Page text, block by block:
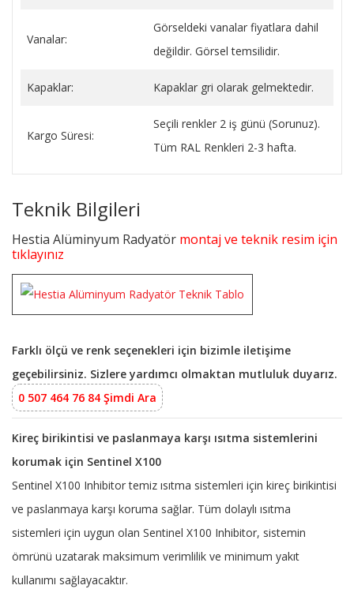
Vanalar:
Görseldeki vanalar fiyatlara dahil
değildir. Görsel temsilidir.
Kapaklar: Kapaklar gri olarak gelmektedir.
Kargo Süresi:
Seçili renkler 2 iş günü (Sorunuz).
Tüm RAL Renkleri 2-3 hafta.
Teknik Bilgileri
Hestia Alüminyum Radyatör montaj ve teknik resim için
tıklayınız
Farklı ölçü ve renk seçenekleri için bizimle iletişime
geçebilirsiniz. Sizlere yardımcı olmaktan mutluluk duyarız.
0 507 464 76 84 Şimdi Ara
Kireç birikintisi ve paslanmaya karşı ısıtma sistemlerini
korumak için Sentinel X100
Sentinel X100 Inhibitor temiz ısıtma sistemleri için kireç birikintisi
ve paslanmaya karşı koruma sağlar. Tüm dolaylı ısıtma
sistemleri için uygun olan Sentinel X100 Inhibitor, sistemin
ömrünü uzatarak maksimum verimlilik ve minimum yakıt
kullanımı sağlayacaktır.